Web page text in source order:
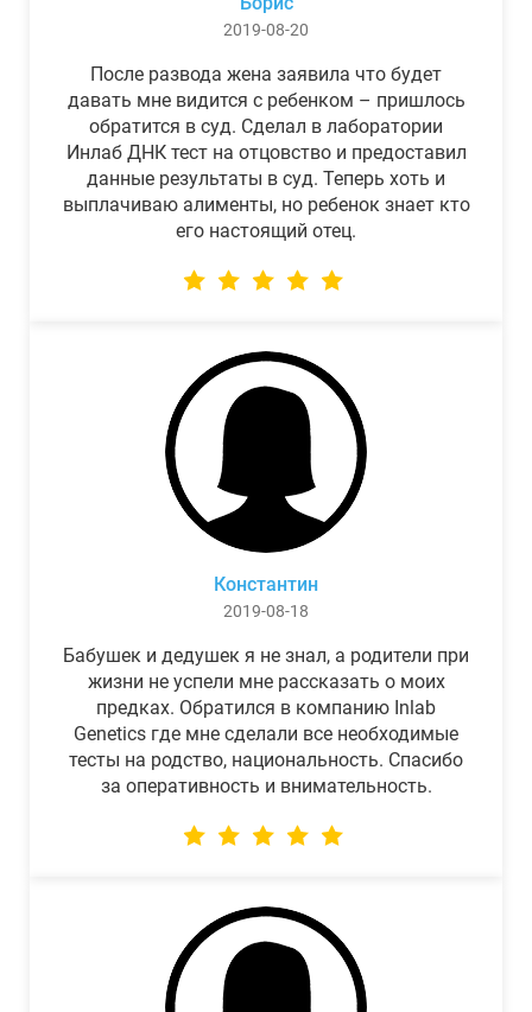
2019-08-20
После развода жена заявила что будет
давать мне видится с ребенком – пришлось
обратится в суд. Сделал в лаборатории
Инлаб ДНК тест на отцовство и предоставил
данные результаты в суд. Теперь хоть и
выплачиваю алименты, но ребенок знает кто
его настоящий отец.
Константин
2019-08-18
Бабушек и дедушек я не знал, а родители при
жизни не успели мне рассказать о моих
предках. Обратился в компанию Inlab
Genetics где мне сделали все необходимые
тесты на родство, национальность. Спасибо
за оперативность и внимательность.